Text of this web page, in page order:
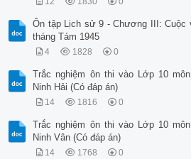
A. Lễ kết nạp Việt Nam là thành
C. Lễ kết nạp Việt Nam là thành
D. Lễ kết nạp Việt Nam là thành
Câu 6. Bài học kinh nghiệm
B. kết hợp sức mạnh dân tộc với
C. không ngừng củng cố tăng
D. nắm vững ngọn cờ độc lập dân
Ôn tập Lịch sử 9 - Chương III: Cuộc
tháng Tám 1945
4 1828 0
Trắc nghiệm ôn thi vào Lớp 10
Ninh Hải (Có đáp án)
14 1816 0
Trắc nghiệm ôn thi vào Lớp 10
Ninh Vân (Có đáp án)
14 1768 0